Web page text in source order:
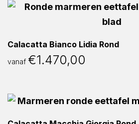
Calacatta Bianco Lidia Rond
vanaf €1.470,00